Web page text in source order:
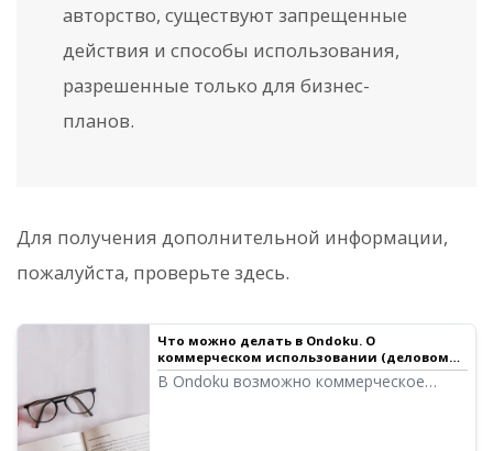
авторство, существуют запрещенные
действия и способы использования,
разрешенные только для бизнес-
планов.
Для получения дополнительной информации,
пожалуйста, проверьте здесь.
Что можно делать в Ondoku. О
коммерческом использовании (деловом
использовании) и запрещенных
действиях.
В Ondoku возможно коммерческое